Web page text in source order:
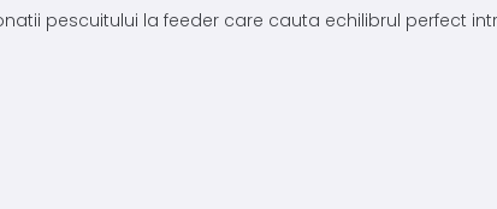
pescuitului la feeder care cauta echilibrul perfect